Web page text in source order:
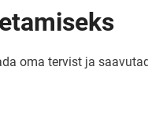
oma tervist ja